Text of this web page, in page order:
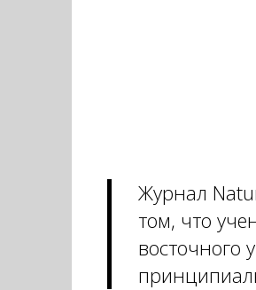
Журнал
том, что
восточного